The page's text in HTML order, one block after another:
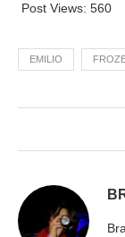
Post Views: 560
EMILIO